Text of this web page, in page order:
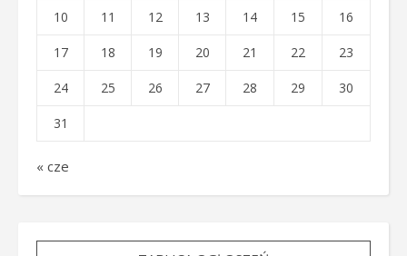
10 11 12 13 14 15 16
17 18 19 20 21 22 23
24 25 26 27 28 29 30
31
« cze